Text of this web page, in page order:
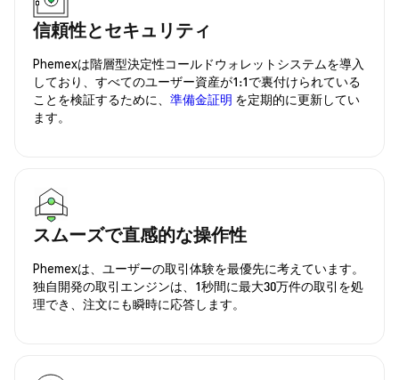
信頼性とセキュリティ
Phemexは階層型決定性コールドウォレットシステムを導入
しており、すべてのユーザー資産が1:1で裏付けられている
ことを検証するために、 準備金証明 を定期的に更新してい
ます。
スムーズで直感的な操作性
Phemexは、ユーザーの取引体験を最優先に考えています。
独自開発の取引エンジンは、1秒間に最大30万件の取引を処
理でき、注文にも瞬時に応答します。